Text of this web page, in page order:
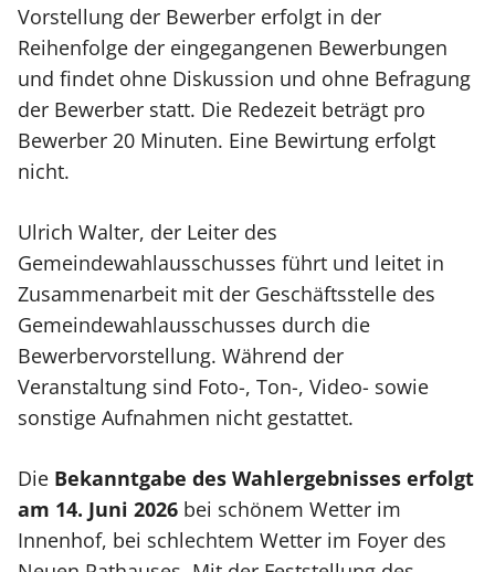
Vorstellung der Bewerber erfolgt in der
Reihenfolge der eingegangenen Bewerbungen
und findet ohne Diskussion und ohne Befragung
der Bewerber statt. Die Redezeit beträgt pro
Bewerber 20 Minuten. Eine Bewirtung erfolgt
nicht.
Ulrich Walter, der Leiter des
Gemeindewahlausschusses führt und leitet in
Zusammenarbeit mit der Geschäftsstelle des
Gemeindewahlausschusses durch die
Bewerbervorstellung. Während der
Veranstaltung sind Foto-, Ton-, Video- sowie
sonstige Aufnahmen nicht gestattet.
Die Bekanntgabe des Wahlergebnisses erfolgt
am 14. Juni 2026 bei schönem Wetter im
Innenhof, bei schlechtem Wetter im Foyer des